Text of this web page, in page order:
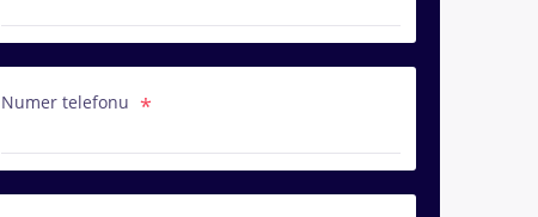
Numer telefonu